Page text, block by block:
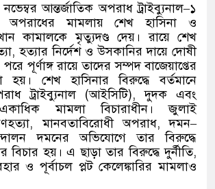
আন্তর্জাতিক অপরাধ ট্রাইব্যুনাল–১
অপরাধের মামলায় শেখ হাসিনা ও
কামালকে মৃত্যুদণ্ড দেয়। রায়ে শেখ
,হত্যার নির্দেশ ও উসকানির দায়ে দোষী
পূর্ণাঙ্গ রায়ে তাদের সম্পদ বাজেয়াপ্তের
হয়। শেখ হাসিনার বিরুদ্ধে বর্তমানে
ট্রাইব্যুনাল(আইসিটি),দুদক এবং
মামলা বিচারাধীন। জুলাই
,মানবতাবিরোধী অপরাধ,দমন–
দমনের অভিযোগে তার বিরুদ্ধে
বিচার হয়। এ ছাড়া তার বিরুদ্ধে দুর্নীতি,
ও পূর্বাচল প্লট কেলেঙ্কারির মামলাও